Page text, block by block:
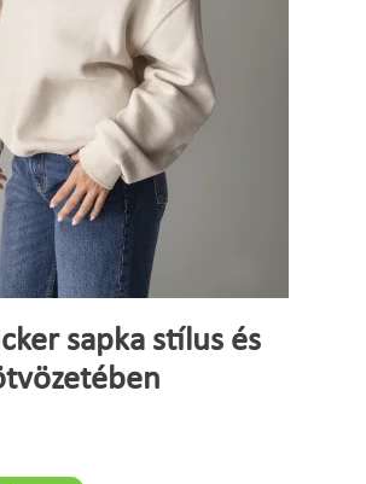
sapka stílus és